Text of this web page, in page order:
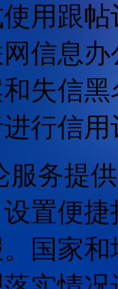
用跟
信息
失信
行信用
服务提
置便
国家